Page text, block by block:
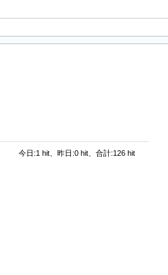
今日:1 hit、昨日:0 hit、合計:126 hit